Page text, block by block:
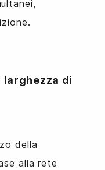
di
della
alla rete